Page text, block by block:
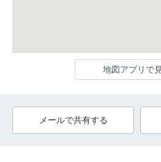
地図アプリで
メールで共有する